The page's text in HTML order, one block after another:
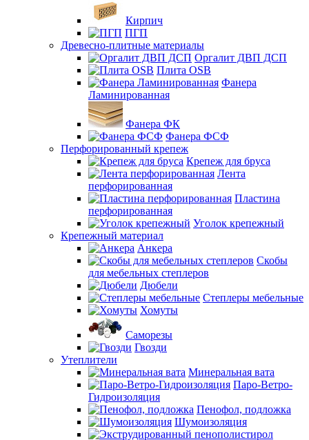
Кирпич
ПГП
Древесно-плитные материалы
Оргалит ДВП ДСП
Плита OSB
Фанера
Ламинированная
Фанера ФК
Фанера ФСФ
Перфорированный крепеж
Крепеж для бруса
Лента
перфорированная
Пластина
перфорированная
Уголок крепежный
Крепежный материал
Анкера
Скобы
для мебельных степлеров
Дюбели
Степлеры мебельные
Хомуты
Саморезы
Гвозди
Утеплители
Минеральная вата
Паро-Ветро-
Гидроизоляция
Пенофол, подложка
Шумоизоляция